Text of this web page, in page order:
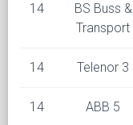
14
BS Buss &
Transport
14 Telenor 3
14 ABB 5